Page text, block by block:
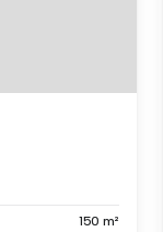
150 m²